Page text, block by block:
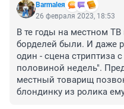
Barmaleя
26 февраля 2023, 18:53
В те годы на местном
борделей были. И даже
один - сцена стриптиза
половиной недель".
местный товарищ
блондинку из ролика